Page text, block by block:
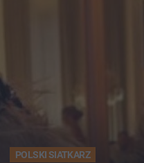
POLSKI SIATKARZ